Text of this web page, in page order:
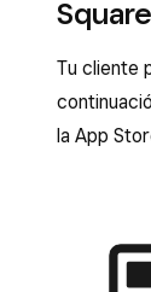
Tu cliente
la App